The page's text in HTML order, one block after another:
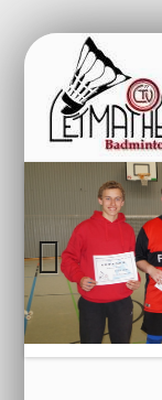
Previous